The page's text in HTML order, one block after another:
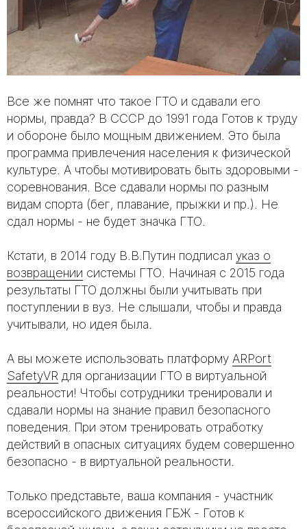
Все же помнят что такое ГТО и сдавали его
нормы, правда? В СССР до 1991 года Готов к труду
и обороне было мощным движением. Это была
программа привлечения населения к физической
культуре. А чтобы мотивировать быть здоровыми -
соревнования. Все сдавали нормы по разным
видам спорта (бег, плавание, прыжки и пр.). Не
сдал нормы - не будет значка ГТО.
Кстати, в 2014 году В.В.Путин подписал указ о
возвращении системы ГТО. Начиная с 2015 года
результаты ГТО должны были учитывать при
поступлении в вуз. Не слышали, чтобы и правда
учитывали, но идея была.
А вы можете использовать платформу ARPort
SafetyVR для организации ГТО в виртуальной
реальности! Чтобы сотрудники тренировали и
сдавали нормы на знание правил безопасного
поведения. При этом тренировать отработку
действий в опасных ситуациях будем совершенно
безопасно - в виртуальной реальности.
Только представьте, ваша компания - участник
всероссийского движения ГБЖ - Готов к